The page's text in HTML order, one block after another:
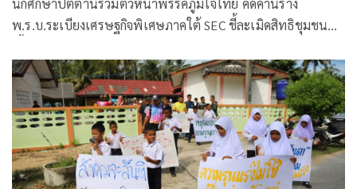
พ.ร.บ.ระเบียงเศรษฐกิจพิเศษภาคใต้ SEC ชี้ละเมิดสิทธิชุมชน